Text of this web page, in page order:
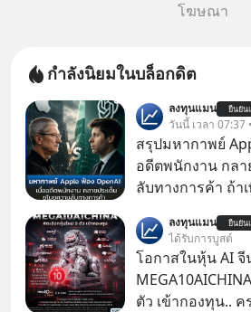
โฆษณา
กำลังนิยมในบล็อกดิต
ลงทุนแมน ยืนยัน
วันนี้ เวลา 07:37
สรุปมหากาพย์
อดีตพนักงาน กลา
ลับทางการค้า ถ้า
เก่าที่เขาเคยทำไ
เดียวกัน
ลงทุนแมน ยืนยัน
ได้รับการบูสต์
โอกาสในหุ้น AI จี
ตัว เข้ากองทุน..